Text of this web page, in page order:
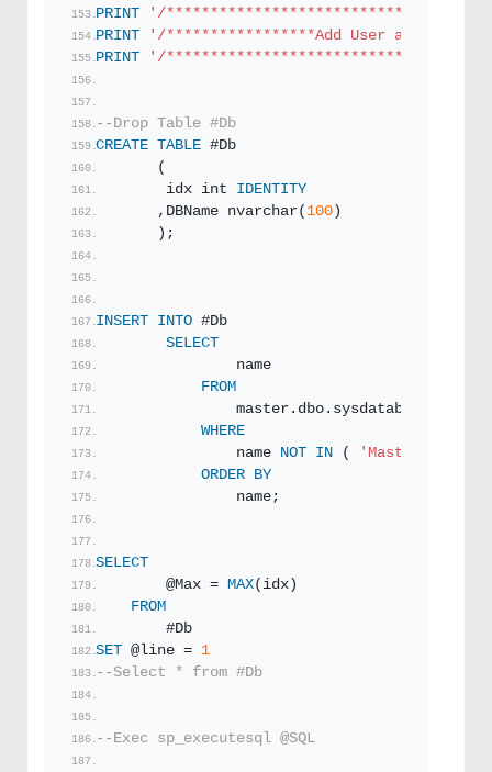
PRINT
'/
PRINT
'/*****************Add User and Roles
PRINT
'/
--Drop Table #Db
CREATE TABLE #Db
       (
        idx int
IDENTITY
       ,DBName nvarchar(
100)
       );
INSERT INTO #Db
SELECT
                name
FROM
                master.dbo.sysdatabases
WHERE
                name
NOT IN ( 'Master'
ORDER BY
                name;
SELECT
        @Max =
MAX(idx)
FROM
        #Db
SET @line = 1
--Select * from #Db
--Exec sp_executesql @SQL